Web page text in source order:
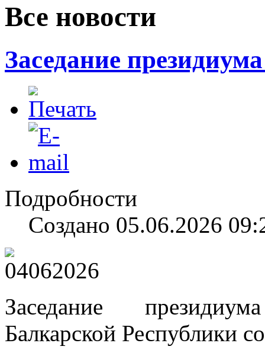
Все новости
Заседание
Подробности
Создано 05.06.2026
Заседание
Балкарской Республики